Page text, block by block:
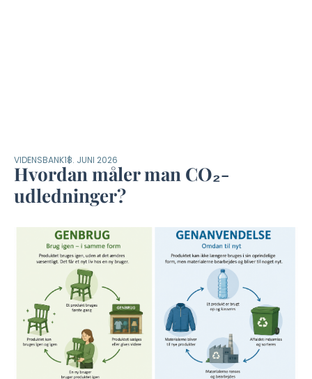
VIDENSBANK18. JUNI 2026
Hvordan måler man CO₂-
udledninger?